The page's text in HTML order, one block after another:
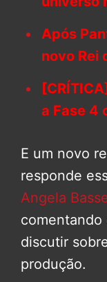
Após
novo Rei
a Fase 4
E um novo
responde
Angela
discutir
produção.